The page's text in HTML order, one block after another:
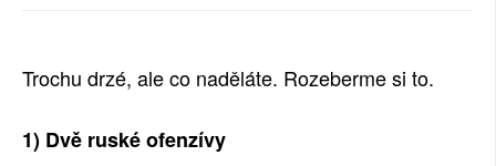
PŘÍSPĚVKY NA PROVOZ
SOCIÁLNÍ SÍTĚ
Trochu drzé, ale co naděláte. Rozeberme si to.
1) Dvě ruské ofenzívy